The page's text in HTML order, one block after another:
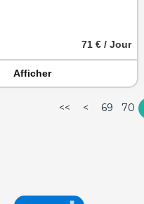
71 € / Jour
Afficher
<< < 69 70